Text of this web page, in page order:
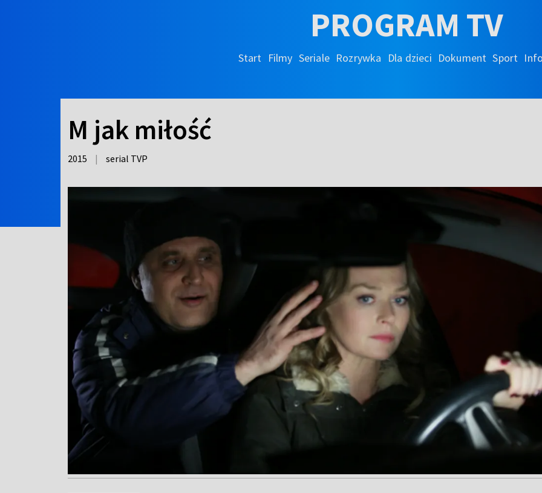
PROGRAM TV
Start Filmy Seriale Rozrywka Dla dzieci Dokument Sport
M jak miłość
2015 | serial TVP